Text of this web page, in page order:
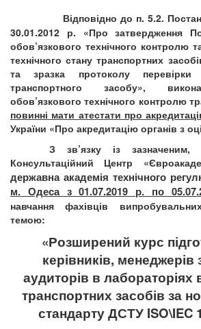
Відповідно до п. 5.2.
30.01.2012 р. «Про затвердження
обов’язкового технічного контролю
технічного стану транспортних
та зразка протоколу перевірки
транспортного засобу»,
обов’язкового технічного контролю
повинні мати атестати про
України «Про акредитацію органів з
З зв’язку із зазначеним,
Консультаційний Центр
державна академія технічного
м. Одеса з 01.07.2019 р. по
навчання фахівців
темою:
«Розширений курс
керівників, менеджерів
аудиторів в
транспортних засобів за
стандарту ДСТУ ISO\IEC